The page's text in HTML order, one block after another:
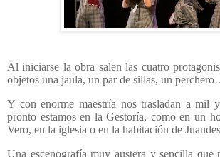
Al iniciarse la obra salen las cuatro
objetos una jaula, un par de sillas, un
Y con enorme maestría nos trasladan a mil
pronto estamos en la Gestoría, como en un
Vero, en la iglesia o en la habitación de
Una escenografía muy austera y sencilla que